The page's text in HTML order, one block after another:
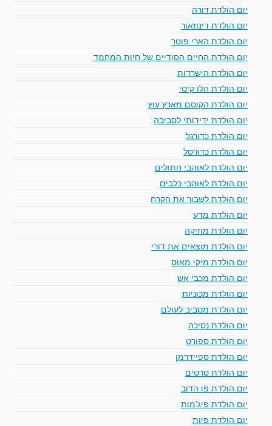
יום הולדת דורה
יום הולדת דינוזאור
יום הולדת הארי פוטר
יום הולדת החיים הסודיים של חיות המחמד
יום הולדת הישרדות
יום הולדת הלו קיטי
יום הולדת הקוסם מארץ עוץ
יום הולדת ידידותי לסביבה
יום הולדת כדורגל
יום הולדת כדורסל
יום הולדת לאוהבי חתולים
יום הולדת לאוהבי כלבים
יום הולדת לשבור את הקרח
יום הולדת מדע
יום הולדת מוזיקה
יום הולדת מוצאים את דורי
יום הולדת מיקי מאוס
יום הולדת מכבי אש
יום הולדת מכוניות
יום הולדת מסביב לעולם
יום הולדת נסיכה
יום הולדת ספורט
יום הולדת ספיידרמן
יום הולדת סרטים
יום הולדת פו הדוב
יום הולדת פיג'מות
יום הולדת פיות